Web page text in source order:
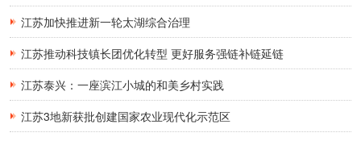
江苏加快推进新一轮太湖综合治理
江苏推动科技镇长团优化转型 更好服务强链补链延链
江苏泰兴：一座滨江小城的和美乡村实践
江苏3地新获批创建国家农业现代化示范区